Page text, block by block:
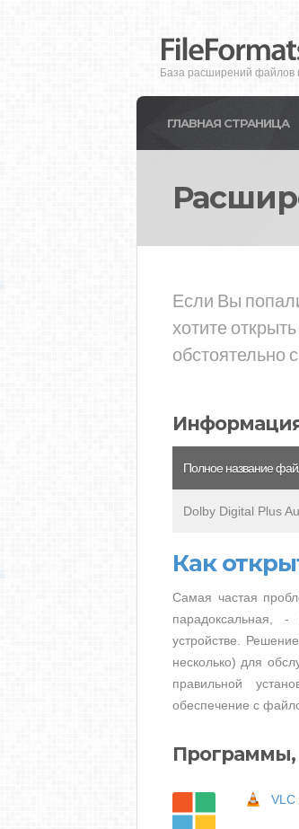
База расширений файлов
ГЛАВНАЯ СТРАНИЦА
Если Вы
хотите
обстоятельно
Полное название
Dolby Digital Plus
Как
Самая частая
парадоксальная,
устройстве.
несколько) для
правильной
обеспечение с
Программы,
VLC